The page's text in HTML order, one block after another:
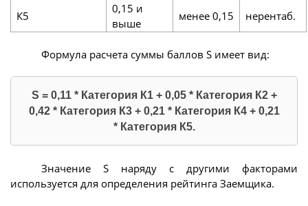
К5
0,15 и
выше
менее 0,15 нерентаб.
Формула расчета суммы баллов S имеет вид:
S = 0,11 * Категория К1 + 0,05 * Категория К2 +
0,42 * Категория К3 + 0,21 * Категория К4 + 0,21
* Категория К5.
Значение S наряду с другими факторами
используется для определения рейтинга Заемщика.